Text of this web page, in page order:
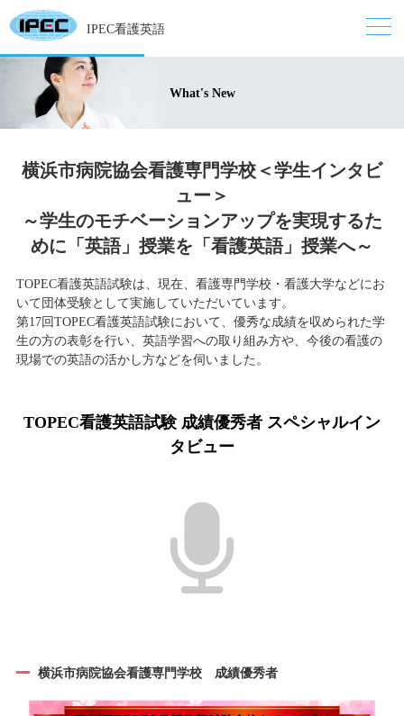
IPEC看護英語
What's New
横浜市病院協会看護専門学校＜学生インタビ
ュー＞
～学生のモチベーションアップを実現するた
めに「英語」授業を「看護英語」授業へ～
TOPEC看護英語試験は、現在、看護専門学校・看護大学などにお
いて団体受験として実施していただいています。
第17回TOPEC看護英語試験において、優秀な成績を収められた学
生の方の表彰を行い、英語学習への取り組み方や、今後の看護の
現場での英語の活かし方などを伺いました。
TOPEC看護英語試験 成績優秀者 スペシャルイン
タビュー
横浜市病院協会看護専門学校 成績優秀者